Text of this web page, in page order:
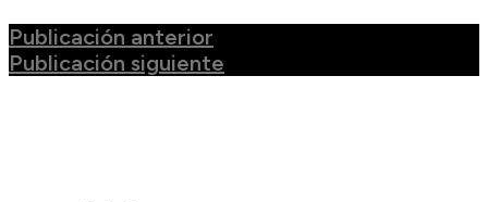
Publicación anterior
Publicación siguiente